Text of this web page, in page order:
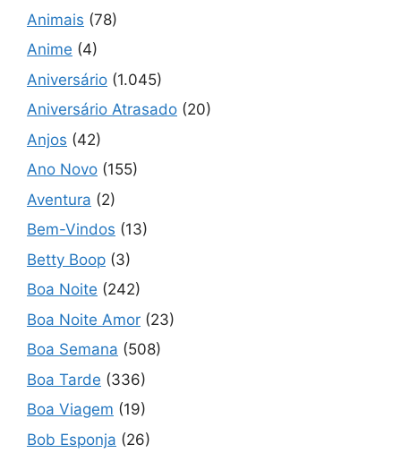
Animais (78)
Anime (4)
Aniversário (1.045)
Aniversário Atrasado (20)
Anjos (42)
Ano Novo (155)
Aventura (2)
Bem-Vindos (13)
Betty Boop (3)
Boa Noite (242)
Boa Noite Amor (23)
Boa Semana (508)
Boa Tarde (336)
Boa Viagem (19)
Bob Esponja (26)